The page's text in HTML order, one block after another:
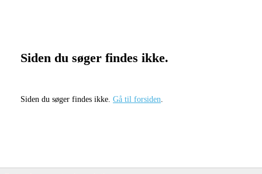
Siden du søger findes ikke.
Siden du søger findes ikke. Gå til forsiden.